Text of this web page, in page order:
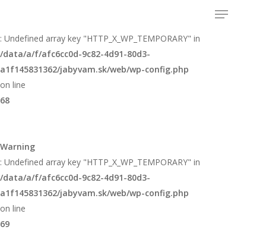
: Undefined array key "HTTP_X_WP_TEMPORARY" in
/data/a/f/afc6cc0d-9c82-4d91-80d3-
a1f145831362/jabyvam.sk/web/wp-config.php
on line
68
Warning
: Undefined array key "HTTP_X_WP_TEMPORARY" in
/data/a/f/afc6cc0d-9c82-4d91-80d3-
a1f145831362/jabyvam.sk/web/wp-config.php
on line
69